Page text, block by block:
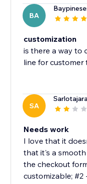
BA
customization
is there a way to
line for customer
SA
Needs work
I love that it
that it's a
the checkout
customizable; #2